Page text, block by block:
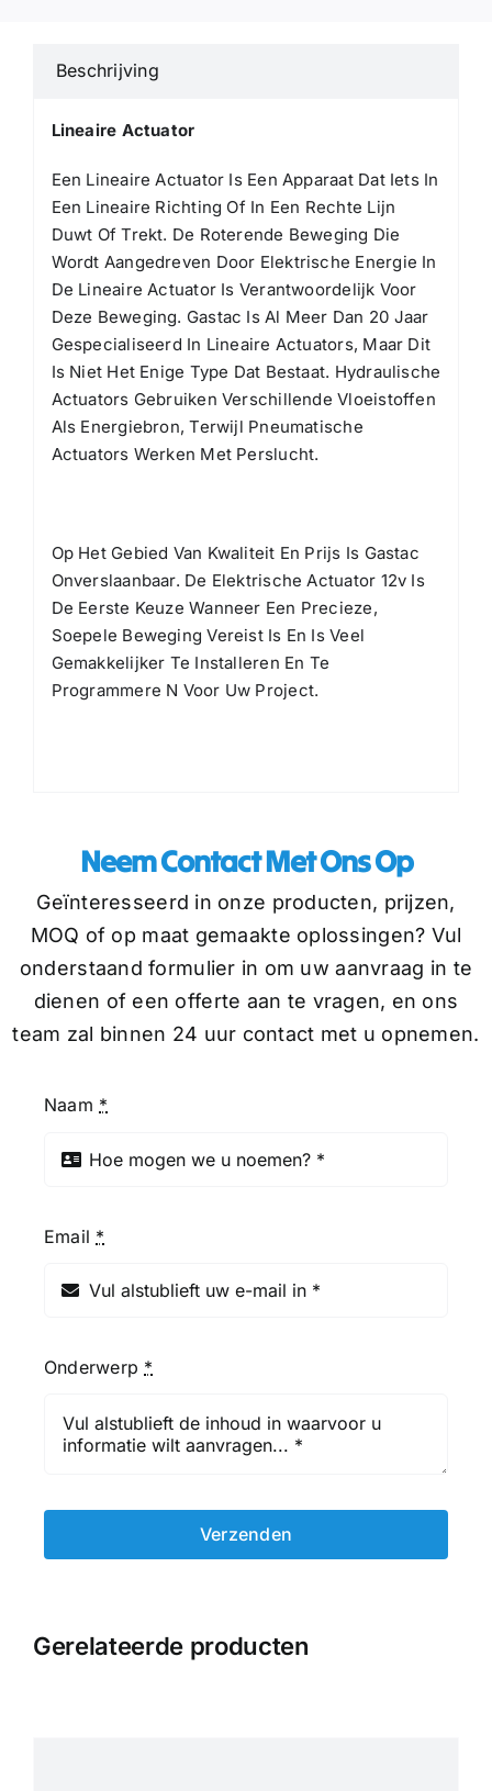
Beschrijving
Lineaire Actuator
Een Lineaire Actuator Is Een Apparaat Dat Iets In
Een Lineaire Richting Of In Een Rechte Lijn
Duwt Of Trekt. De Roterende Beweging Die
Wordt Aangedreven Door Elektrische Energie In
De Lineaire Actuator Is Verantwoordelijk Voor
Deze Beweging. Gastac Is Al Meer Dan 20 Jaar
Gespecialiseerd In Lineaire Actuators, Maar Dit
Is Niet Het Enige Type Dat Bestaat. Hydraulische
Actuators Gebruiken Verschillende Vloeistoffen
Als Energiebron, Terwijl Pneumatische
Actuators Werken Met Perslucht.
Op Het Gebied Van Kwaliteit En Prijs Is Gastac
Onverslaanbaar. De Elektrische Actuator 12v Is
De Eerste Keuze Wanneer Een Precieze,
Soepele Beweging Vereist Is En Is Veel
Gemakkelijker Te Installeren En Te
Programmere N Voor Uw Project.
Neem Contact Met Ons Op
Geïnteresseerd in onze producten, prijzen,
MOQ of op maat gemaakte oplossingen? Vul
onderstaand formulier in om uw aanvraag in te
dienen of een offerte aan te vragen, en ons
team zal binnen 24 uur contact met u opnemen.
Naam *
Email *
Onderwerp *
Verzenden
Gerelateerde producten